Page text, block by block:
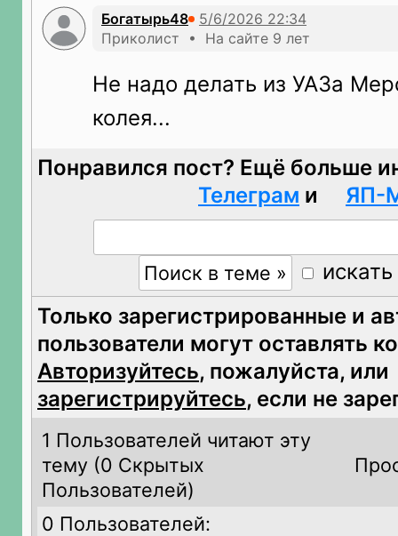
Богатырь48
Приколист • На сайте 9 лет
Не надо делать из УАЗа
колея...
Понравился пост? Ещё больше
Телеграм и ЯП-
Только зарегистрированные и
пользователи могут оставлять
Авторизуйтесь, пожалуйста, или
зарегистрируйтесь, если не
1 Пользователей читают эту
тему (0 Скрытых
Пользователей)
0 Пользователей: